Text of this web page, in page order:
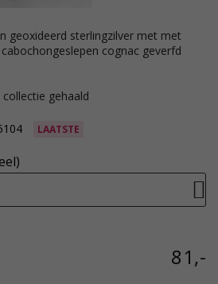
cognac geverfd
collectie gehaald
LAATSTE
81,-